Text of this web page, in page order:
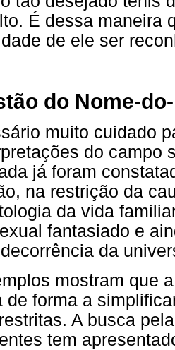
É dessa maneira
de ele ser
do Nome-
muito cuidado
do campo
já foram
na restrição da
da vida
fantasiado e
da
mostram que
de forma a
A busca
tem